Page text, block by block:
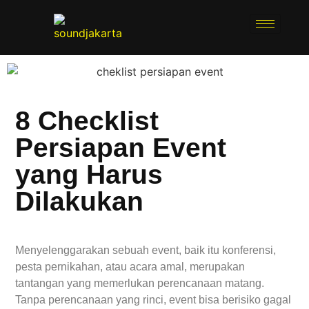
8 Checklist
Persiapan Event
yang Harus
Dilakukan
Menyelenggarakan sebuah event, baik itu konferensi,
pesta pernikahan, atau acara amal, merupakan
tantangan yang memerlukan perencanaan matang.
Tanpa perencanaan yang rinci, event bisa berisiko gagal